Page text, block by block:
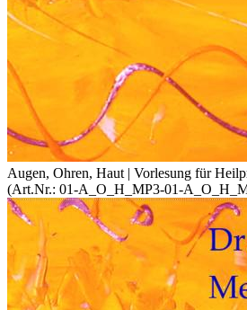
Augen, Ohren, Haut | Vorlesung für
(Art.Nr.: 01-A_O_H_MP3-01-